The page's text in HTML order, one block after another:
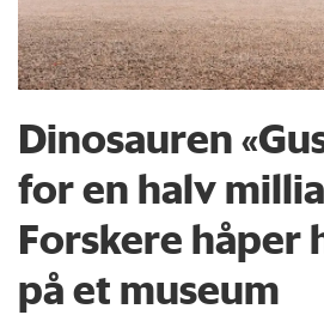
Dinosauren
for en halv
Forskere håper
på et museum